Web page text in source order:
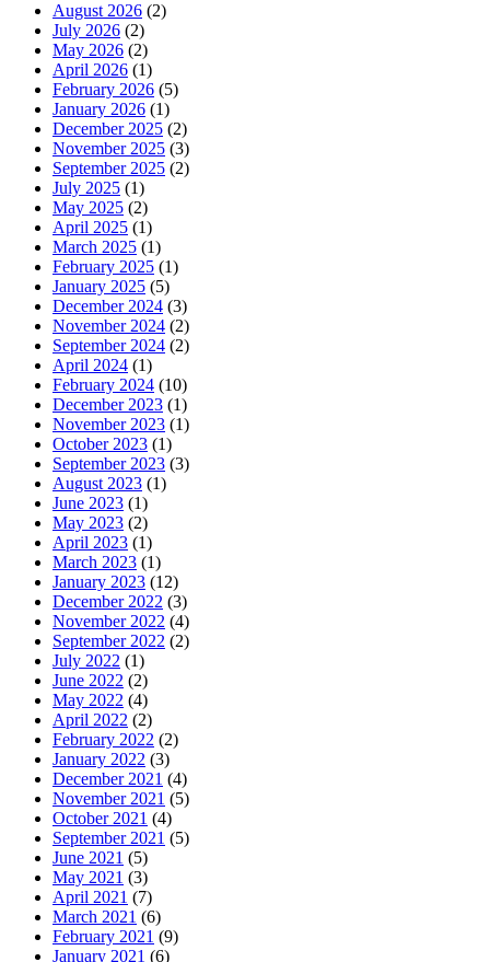
August 2026 (2)
July 2026 (2)
May 2026 (2)
April 2026 (1)
February 2026 (5)
January 2026 (1)
December 2025 (2)
November 2025 (3)
September 2025 (2)
July 2025 (1)
May 2025 (2)
April 2025 (1)
March 2025 (1)
February 2025 (1)
January 2025 (5)
December 2024 (3)
November 2024 (2)
September 2024 (2)
April 2024 (1)
February 2024 (10)
December 2023 (1)
November 2023 (1)
October 2023 (1)
September 2023 (3)
August 2023 (1)
June 2023 (1)
May 2023 (2)
April 2023 (1)
March 2023 (1)
January 2023 (12)
December 2022 (3)
November 2022 (4)
September 2022 (2)
July 2022 (1)
June 2022 (2)
May 2022 (4)
April 2022 (2)
February 2022 (2)
January 2022 (3)
December 2021 (4)
November 2021 (5)
October 2021 (4)
September 2021 (5)
June 2021 (5)
May 2021 (3)
April 2021 (7)
March 2021 (6)
February 2021 (9)
January 2021 (6)